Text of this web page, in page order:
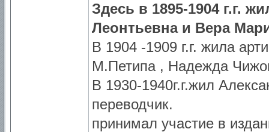
Здесь в 1895-1904 г.г.
Леонтьевна и Вера
В 1904 -1909 г.г. жила
М.Петипа , Надежда
В 1930-1940г.г.жил
переводчик.
принимал участие в